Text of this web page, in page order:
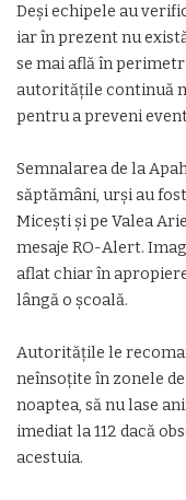
Deși echipele au
iar în prezent nu
se mai află în
autoritățile continuă
pentru a preveni
Semnalarea de la
săptămâni, urși au
Micești și pe Valea
mesaje RO-Alert.
aflat chiar în
lângă o școală.
Autoritățile le
neînsoțite în zonele
noaptea, să nu lase
imediat la 112 dacă
acestuia.